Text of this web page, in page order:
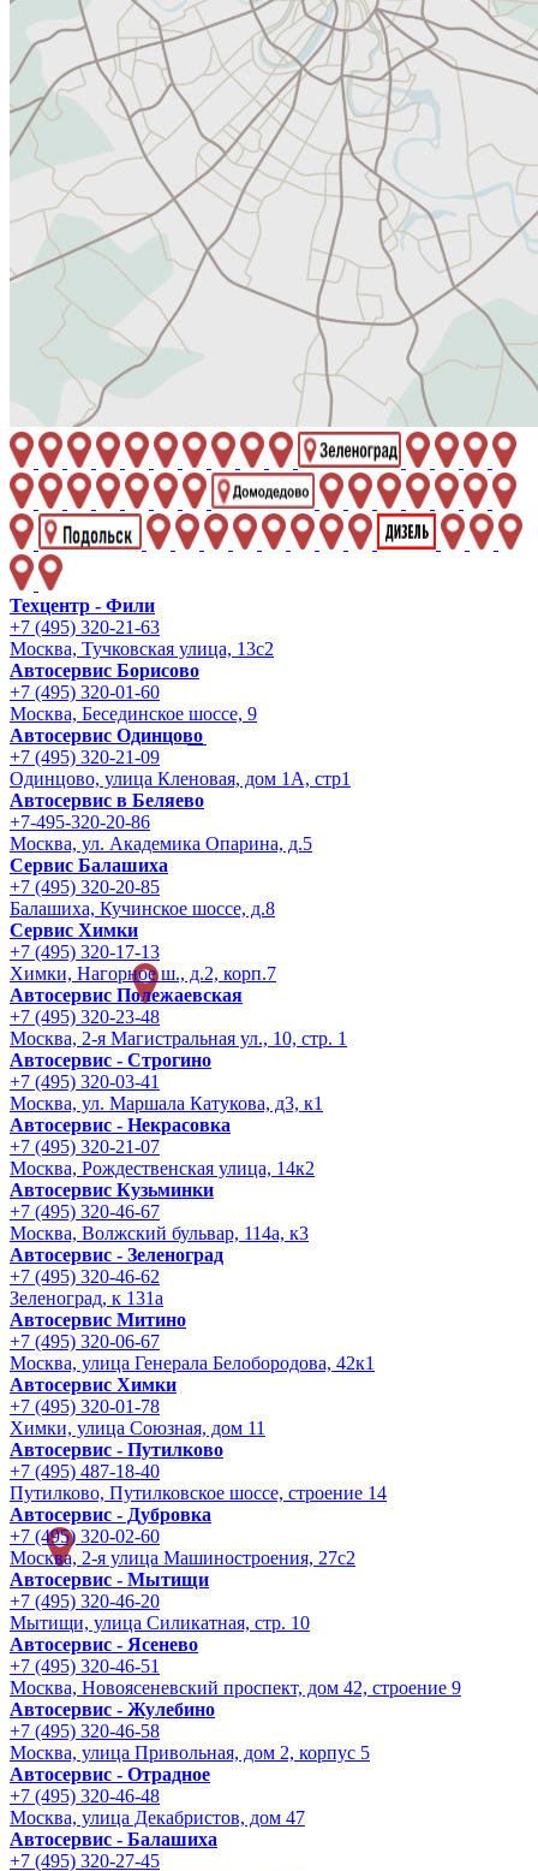
Техцентр - Фили
+7 (495) 320-21-63
Москва, Тучковская улица, 13с2
Автосервис Борисово
+7 (495) 320-01-60
Москва, Бесединское шоссе, 9
Автосервис Одинцово
+7 (495) 320-21-09
Одинцово, улица Кленовая, дом 1А, стр1
Автосервис в Беляево
+7-495-320-20-86
Москва, ул. Академика Опарина, д.5
Сервис Балашиха
+7 (495) 320-20-85
Балашиха, Кучинское шоссе, д.8
Сервис Химки
+7 (495) 320-17-13
Химки, Нагорное ш., д.2, корп.7
Автосервис Полежаевская
+7 (495) 320-23-48
Москва, 2-я Магистральная ул., 10, стр. 1
Автосервис - Строгино
+7 (495) 320-03-41
Москва, ул. Маршала Катукова, д3, к1
Автосервис - Некрасовка
+7 (495) 320-21-07
Москва, Рождественская улица, 14к2
Автосервис Кузьминки
+7 (495) 320-46-67
Москва, Волжский бульвар, 114а, к3
Автосервис - Зеленоград
+7 (495) 320-46-62
Зеленоград, к 131а
Автосервис Митино
+7 (495) 320-06-67
Москва, улица Генерала Белобородова, 42к1
Автосервис Химки
+7 (495) 320-01-78
Химки, улица Союзная, дом 11
Автосервис - Путилково
+7 (495) 487-18-40
Путилково, Путилковское шоссе, строение 14
Автосервис - Дубровка
+7 (495) 320-02-60
Москва, 2-я улица Машиностроения, 27с2
Автосервис - Мытищи
+7 (495) 320-46-20
Мытищи, улица Силикатная, стр. 10
Автосервис - Ясенево
+7 (495) 320-46-51
Москва, Новоясеневский проспект, дом 42, строение 9
Автосервис - Жулебино
+7 (495) 320-46-58
Москва, улица Привольная, дом 2, корпус 5
Автосервис - Отрадное
+7 (495) 320-46-48
Москва, улица Декабристов, дом 47
Автосервис - Балашиха
+7 (495) 320-27-45